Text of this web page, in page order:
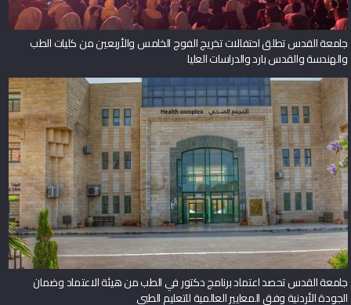
جامعة القدس تطلق احتفالات تخريج الفوج الخامس والأربعين من كليات الطب
والهندسة والقدس بارد والدراسات العليا
جامعة القدس تحصد اعتماد برنامج دكتور في الطب من هيئة الاعتماد وضمان
الجودة الأردنية وفق المعايير العالمية للتعليم الطبي